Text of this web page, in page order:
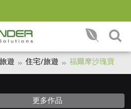
遊 住宅/旅遊 福爾摩沙瑰寶
更多作品